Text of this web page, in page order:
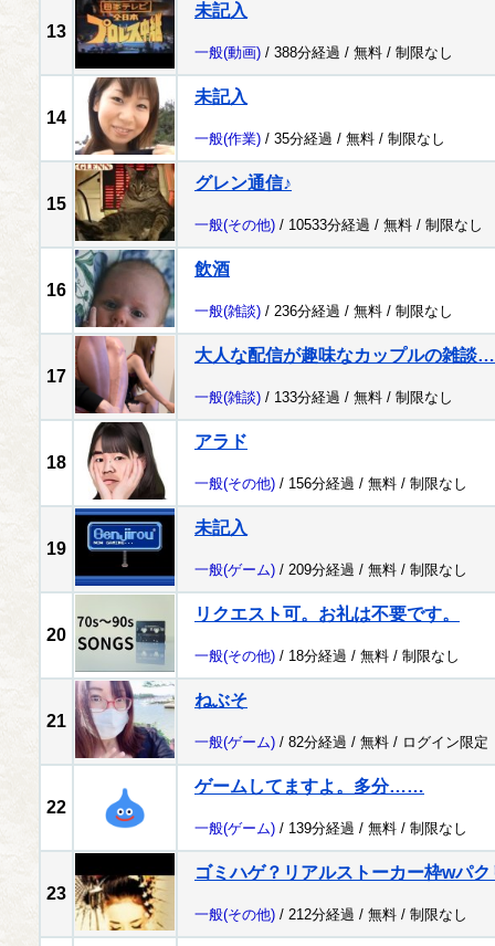
13
未記入
一般(動画) / 388分経過 / 無料 / 制限なし
14
未記入
一般(作業) / 35分経過 / 無料 / 制限なし
15
グレン通信♪
一般(その他) / 10533分経過 / 無料 / 制限なし
16
飲酒
一般(雑談) / 236分経過 / 無料 / 制限なし
17
大人な配信が趣味なカップルの雑談…
一般(雑談) / 133分経過 / 無料 / 制限なし
18
アラド
一般(その他) / 156分経過 / 無料 / 制限なし
19
未記入
一般(ゲーム) / 209分経過 / 無料 / 制限なし
20
リクエスト可。お礼は不要です。
一般(その他) / 18分経過 / 無料 / 制限なし
21
ねぶそ
一般(ゲーム) / 82分経過 / 無料 / ログイン限定
22
ゲームしてますよ。多分……
一般(ゲーム) / 139分経過 / 無料 / 制限なし
23
ゴミハゲ？リアルストーカー枠wパ
一般(その他) / 212分経過 / 無料 / 制限なし